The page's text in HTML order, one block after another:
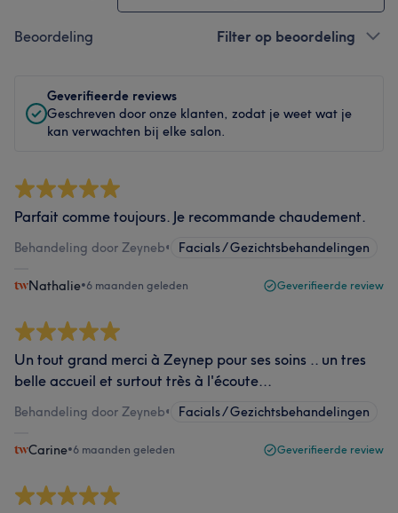
Beoordeling Filter op beoordeling
Geverifieerde reviews
Geschreven door onze klanten, zodat je weet wat je
kan verwachten bij elke salon.
Parfait comme toujours. Je recommande chaudement.
Behandeling door Zeyneb• Facials / Gezichtsbehandelingen
Nathalie•6 maanden geleden Geverifieerde review
Un tout grand merci à Zeynep pour ses soins .. un tres
belle accueil et surtout très à l'écoute...
Behandeling door Zeyneb• Facials / Gezichtsbehandelingen
Carine•6 maanden geleden Geverifieerde review